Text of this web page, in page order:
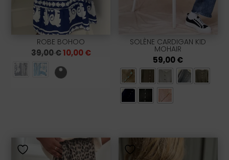
ROBE BOHOO
39,00€Le
prix
initial
était :
10,00€Le
10,00 €.
SOLÈNE CARDIGAN KID
MOHAIR
59,00€